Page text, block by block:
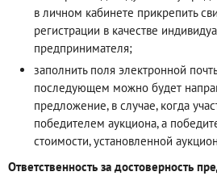
в личном кабинете прикрепить
регистрации в качестве
предпринимателя;
заполнить поля электронной
последующем можно будет
предложение, в случае, когда
победителем аукциона, а
стоимости, установленной
Ответственность за достоверность